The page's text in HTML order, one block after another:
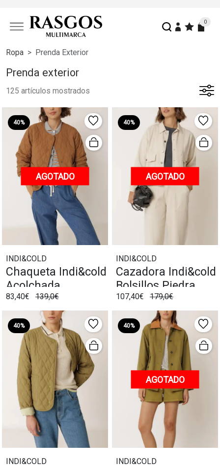
0
Ropa Prenda Exterior
Prenda exterior
125 artículos mostrados
40%
AGOTADO
INDI&COLD
Chaqueta Indi&cold
Acolchada
Reversible
Almendra
83,40€ 139,0€
40%
AGOTADO
INDI&COLD
Cazadora Indi&cold
Bolsillos Piedra
107,40€ 179,0€
40%
INDI&COLD
40%
AGOTADO
INDI&COLD